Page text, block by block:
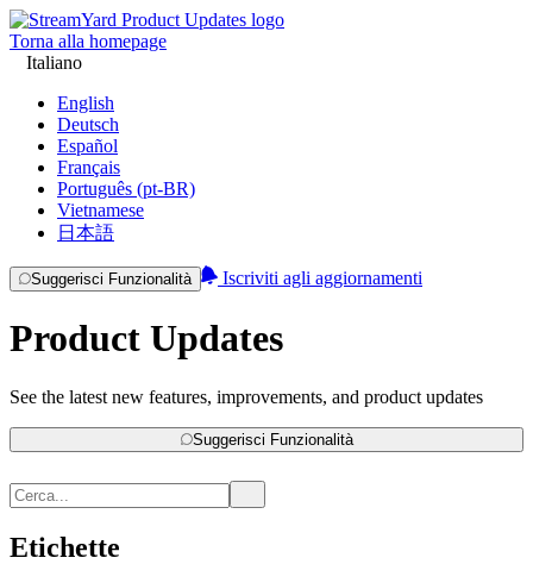
Torna alla homepage
Italiano
English
Deutsch
Español
Français
Português (pt-BR)
Vietnamese
日本語
Suggerisci Funzionalità Iscriviti agli aggiornamenti
Product Updates
See the latest new features, improvements, and product updates
Suggerisci Funzionalità
Etichette